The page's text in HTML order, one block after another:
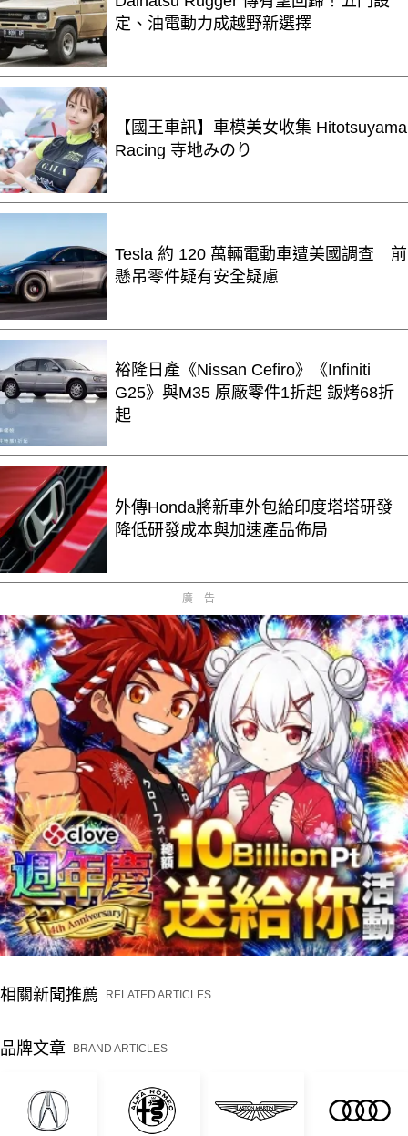
定、油電動力成越野新選擇
【國王車訊】車模美女收集 Hitotsuyama
Racing 寺地みのり
Tesla 約 120 萬輛電動車遭美國調查 前
懸吊零件疑有安全疑慮
裕隆日產《Nissan Cefiro》《Infiniti
G25》與M35 原廠零件1折起 鈑烤68折
起
外傳Honda將新車外包給印度塔塔研發
降低研發成本與加速產品佈局
廣告
相關新聞推薦 RELATED ARTICLES
品牌文章 BRAND ARTICLES